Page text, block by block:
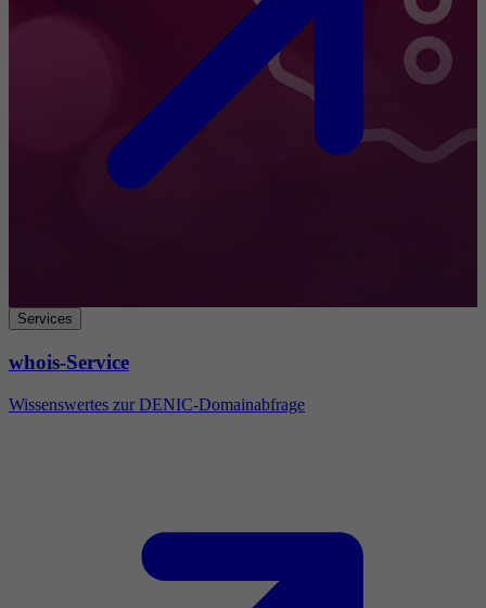
Services
whois-Service
Wissenswertes zur DENIC-Domainabfrage